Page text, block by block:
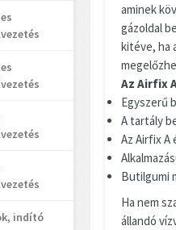
indító
aminek
gázoldal
kitéve, ha
Az Airfix
Egyszerű
A tartály
Az Airfix A
Butilgumi
Ha nem
állandó